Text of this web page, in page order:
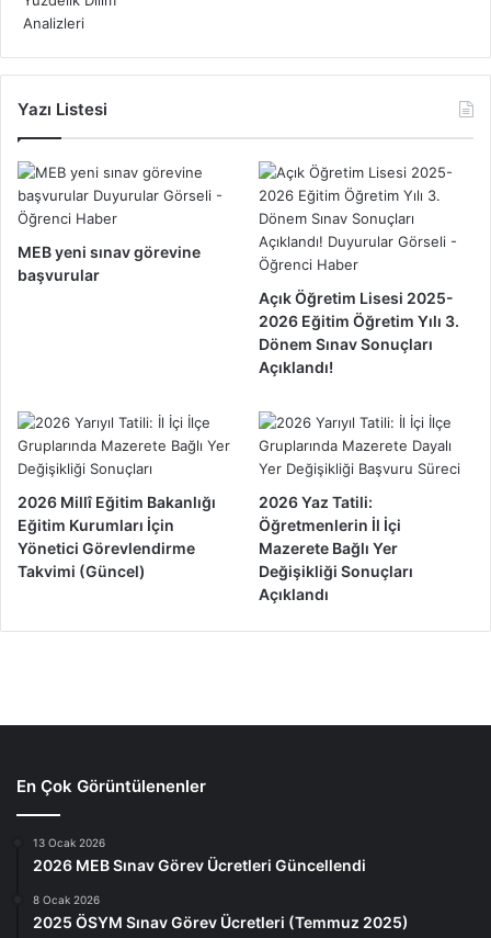
Yazı Listesi
MEB yeni sınav görevine
başvurular
Açık Öğretim Lisesi 2025-
2026 Eğitim Öğretim Yılı 3.
Dönem Sınav Sonuçları
Açıklandı!
2026 Millî Eğitim Bakanlığı
Eğitim Kurumları İçin
Yönetici Görevlendirme
Takvimi (Güncel)
2026 Yaz Tatili:
Öğretmenlerin İl İçi
Mazerete Bağlı Yer
Değişikliği Sonuçları
Açıklandı
En Çok Görüntülenenler
13 Ocak 2026
2026 MEB Sınav Görev Ücretleri Güncellendi
8 Ocak 2026
2025 ÖSYM Sınav Görev Ücretleri (Temmuz 2025)